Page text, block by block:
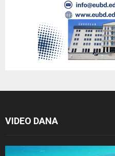
VIDEO DANA